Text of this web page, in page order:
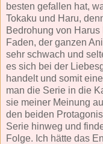
besten gefallen hat,
Tokaku und Haru,
Bedrohung von
Faden, der ganzen
sehr schwach und
es sich bei der
handelt und somit
man die Serie in die
sie meiner Meinung
den beiden
Serie hinweg und
Folge. Ich hätte das